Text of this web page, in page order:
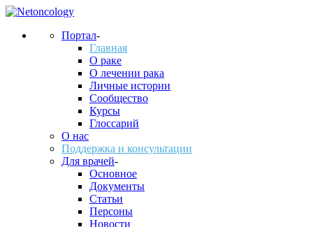
Портал-
Главная
О раке
О лечении рака
Личные истории
Сообщество
Курсы
Глоссарий
О нас
Поддержка и консультации
Для врачей-
Основное
Документы
Статьи
Персоны
Новости